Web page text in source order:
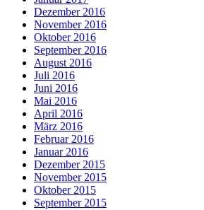
Dezember 2016
November 2016
Oktober 2016
September 2016
August 2016
Juli 2016
Juni 2016
Mai 2016
April 2016
März 2016
Februar 2016
Januar 2016
Dezember 2015
November 2015
Oktober 2015
September 2015